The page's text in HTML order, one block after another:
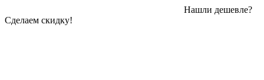
Нашли дешевле?
Сделаем скидку!